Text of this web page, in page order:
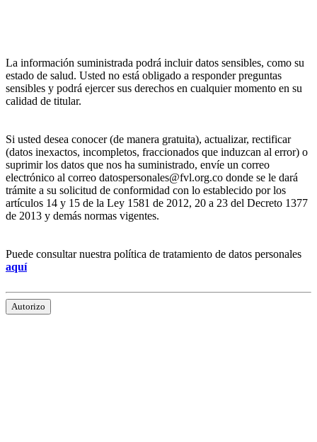
La información suministrada podrá incluir datos sensibles, como su
estado de salud. Usted no está obligado a responder preguntas
sensibles y podrá ejercer sus derechos en cualquier momento en su
calidad de titular.
Si usted desea conocer (de manera gratuita), actualizar, rectificar
(datos inexactos, incompletos, fraccionados que induzcan al error) o
suprimir los datos que nos ha suministrado, envíe un correo
electrónico al correo datospersonales@fvl.org.co donde se le dará
trámite a su solicitud de conformidad con lo establecido por los
artículos 14 y 15 de la Ley 1581 de 2012, 20 a 23 del Decreto 1377
de 2013 y demás normas vigentes.
Puede consultar nuestra política de tratamiento de datos personales
aquí
Autorizo